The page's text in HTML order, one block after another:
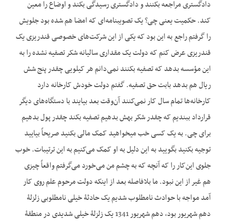
دادگستری مراجعه بکنند و دادگستری رسیدگی بکند و اوضاع را معین
کند. حکمیت یعنی چی؟ یک تصویب‏نامه‌ای که امضا هم شده بود جلویش
را گرفتم راجع به این بود که یکی از این شرکت‌های خصوصی قندریزی یک
قندریزی عرض کنم که دولت یک مقداری سالیانه شکر تصفیه نشده را به
این مؤسسه بدهد که تصفیه بکنند نمی‌دانم هر کیلویی چقدر پنج شش
ریال هم بدهد بابت حق تصفیه. گفتم دولت خودش کارخانه دارد
کارخانه‌ها تمام سال کار نمی‌کنند آن‌وقت بعد بیایند با دستگاه‌های دیگر
قرارداد ببندیم که چقدر شکر بهش بدهیم تصفیه بکند چقدر پول بدهیم
برای چی. به یک کسی خب می‏خواهید کمک مالی بکنید صریحاً بیایید
توجیه بکنید بگویید به این دلیل به او کمک می‌کنیم به این ترتیبات. خوب
جلوی این‌کار را که آنچه که به چشم من می‌خورد می‌گرفتم واقعاً چیزی
هم غیر از این نبود. ما بلافاصله بعد از این‏که دولت مرحوم علم روی کار
آمد مواجه با حوادث نامطلوب شدیم یک حادثۀ خیلی نامطلوبی زلزلۀ
دهم شهریور بود، دهم شهریور 1341 یک زلزلۀ خیلی شدیدی در منطقۀ